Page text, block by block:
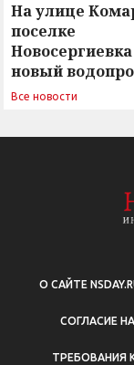
На улице
поселке
новый
Все новости
О САЙТЕ
СОГЛАСИЕ
ТРЕБОВАНИЯ